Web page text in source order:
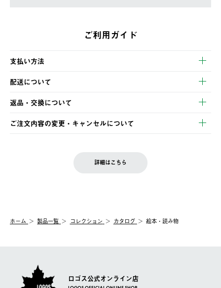
ご利用ガイド
支払い方法
以下のいずれかの方法でお支払いいただけます。
・クレジットカード決済
・コンビニ決済
・Pay-easy決済
配送について
【発送スケジュール】
ご注文・ご入金完了より2営業日以内に商品を発送いたします。
土日祝の発送はございませんので、木曜日以降のご注文は週明け
の発送となる場合がございます。
【配送業者】
佐川急便にて配送されます。
返品・交換について
※お客様都合の場合
お客様都合の返品にかかる送料は、お客様ご負担とさせていただ
一度お手元の商品を返品いただき、ご希望商品を再注文してくだ
ご注文内容の変更・キャンセルについて
LOGOS FAMILY会員の方は、会員マイページ内 購入履歴画面に
詳細はこちら
ホーム 製品一覧 コレクション カタログ 絵本・読み物
ロゴス公式オンライン店